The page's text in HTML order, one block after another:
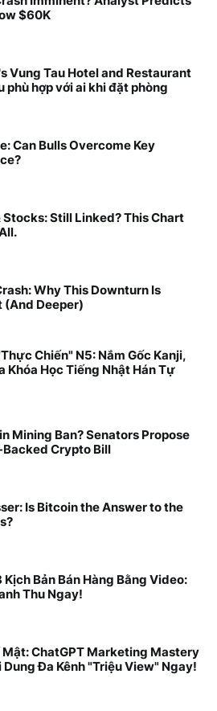
$60K
Vung Tau Hotel and Restaurant
phù hợp với ai khi đặt phòng
Can Bulls Overcome Key
Stocks: Still Linked? This Chart
Why This Downturn Is
(And Deeper)
Chiến" N5: Nắm Gốc Kanji,
Khóa Học Tiếng Nhật Hán Tự
Mining Ban? Senators Propose
Crypto Bill
Is Bitcoin the Answer to the
Kịch Bản Bán Hàng Bằng Video:
Thu Ngay!
Mật: ChatGPT Marketing Mastery
Dung Đa Kênh "Triệu View" Ngay!